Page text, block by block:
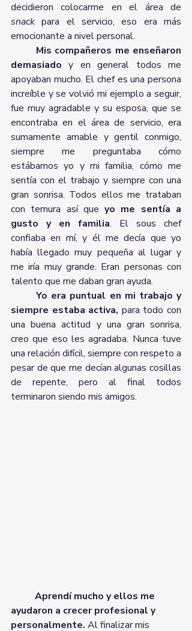
snack para el servicio, eso era más
emocionante a nivel personal.
Mis compañeros me enseñaron
demasiado y en general todos me
apoyaban mucho. El chef es una persona
increíble y se volvió mi ejemplo a seguir,
fue muy agradable y su esposa, que se
encontraba en el área de servicio, era
sumamente amable y gentil conmigo,
siempre me preguntaba cómo
estábamos yo y mi familia, cómo me
sentía con el trabajo y siempre con una
gran sonrisa. Todos ellos me trataban
con ternura así que yo me sentía a
gusto y en familia. El sous chef
confiaba en mí, y él me decía que yo
había llegado muy pequeña al lugar y
me iría muy grande. Eran personas con
talento que me daban gran ayuda.
Yo era puntual en mi trabajo y
siempre estaba activa, para todo con
una buena actitud y una gran sonrisa,
creo que eso les agradaba. Nunca tuve
una relación difícil, siempre con respeto a
pesar de que me decían algunas cosillas
de repente, pero al final todos
terminaron siendo mis amigos.
Aprendí mucho y ellos me
ayudaron a crecer profesional y
personalmente. Al finalizar mis